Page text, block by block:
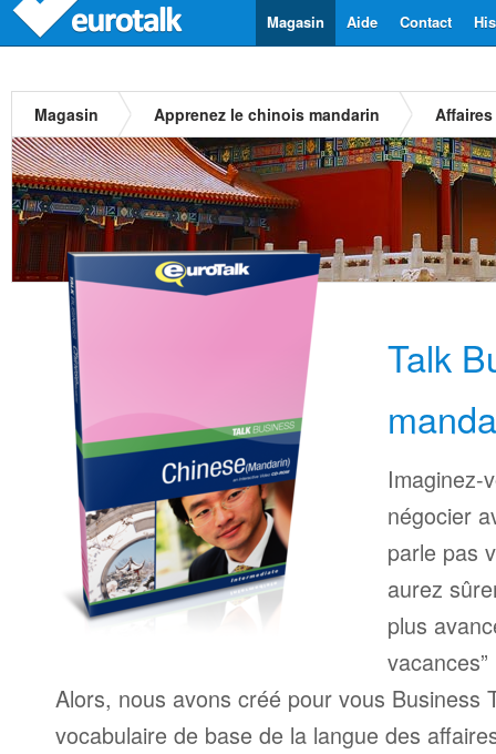
Contact
Aide
Magasin
Magasin Apprenez le chinois mandarin Affaires
Talk
Imaginez-
négocier
parle pas
aurez
plus
Alors, nous avons créé pour vous Business
vocabulaire de base de la langue des